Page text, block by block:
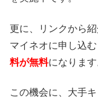
更に、リンクから
マイネオに申し込む
料が無料になります
この機会に、大手